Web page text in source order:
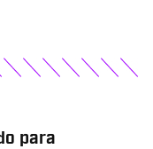
para